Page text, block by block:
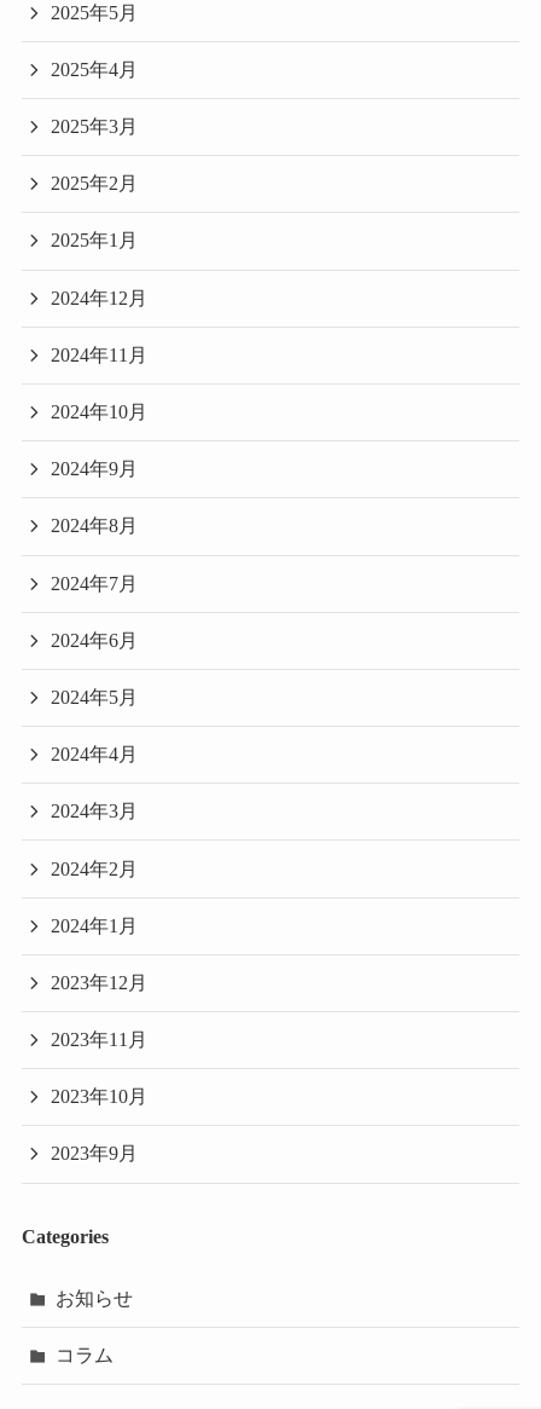
2025年5月
2025年4月
2025年3月
2025年2月
2025年1月
2024年12月
2024年11月
2024年10月
2024年9月
2024年8月
2024年7月
2024年6月
2024年5月
2024年4月
2024年3月
2024年2月
2024年1月
2023年12月
2023年11月
2023年10月
2023年9月
Categories
お知らせ
コラム